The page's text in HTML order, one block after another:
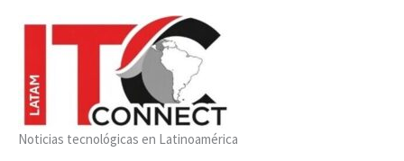
Noticias tecnológicas en Latinoamérica